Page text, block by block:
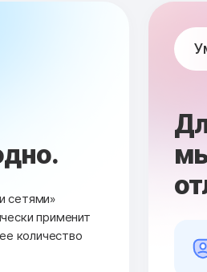
сетями»
применит
количество